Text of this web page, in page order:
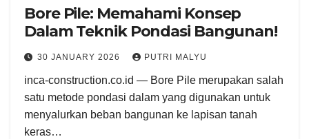
Bore Pile: Memahami Konsep
Dalam Teknik Pondasi Bangunan!
30 JANUARY 2026 PUTRI MALYU
inca-construction.co.id — Bore Pile merupakan salah
satu metode pondasi dalam yang digunakan untuk
menyalurkan beban bangunan ke lapisan tanah
keras…